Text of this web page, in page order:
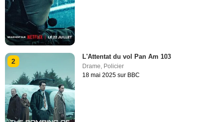
2
L'Attentat du vol Pan Am 103
Drame, Policier
18 mai 2025 sur BBC